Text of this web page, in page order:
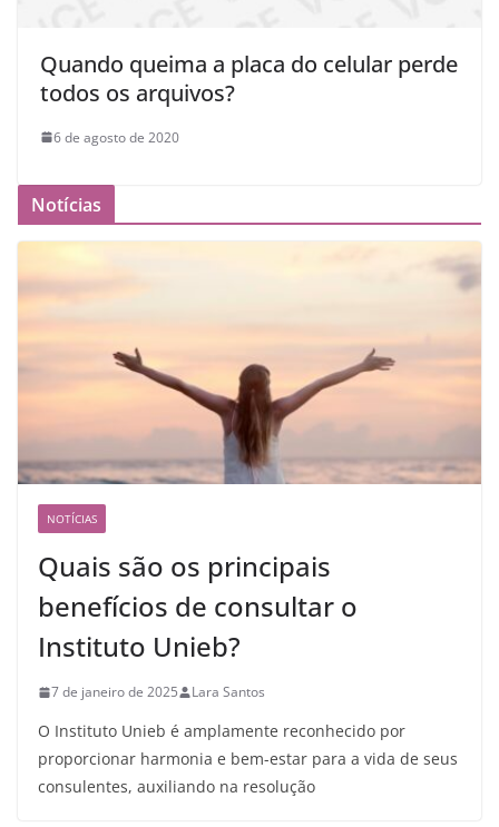
Quando queima a placa do celular perde
todos os arquivos?
6 de agosto de 2020
Notícias
NOTÍCIAS
Quais são os principais
benefícios de consultar o
Instituto Unieb?
7 de janeiro de 2025 Lara Santos
O Instituto Unieb é amplamente reconhecido por
proporcionar harmonia e bem-estar para a vida de seus
consulentes, auxiliando na resolução